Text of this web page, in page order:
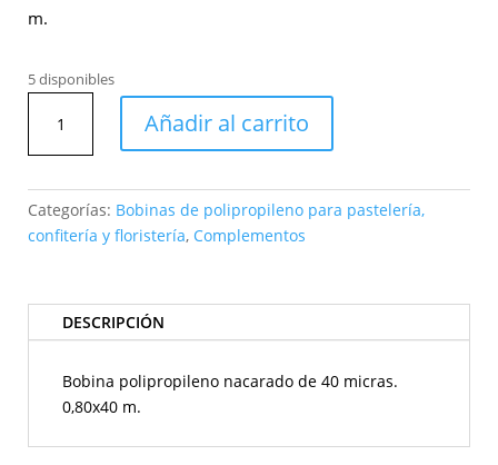
m.
5 disponibles
polipropileno
Millerighe
verde
manzana
Añadir al carrito
Categorías: Bobinas de polipropileno para pastelería,
confitería y floristería, Complementos
DESCRIPCIÓN
Bobina polipropileno nacarado de 40 micras.
0,80x40 m.